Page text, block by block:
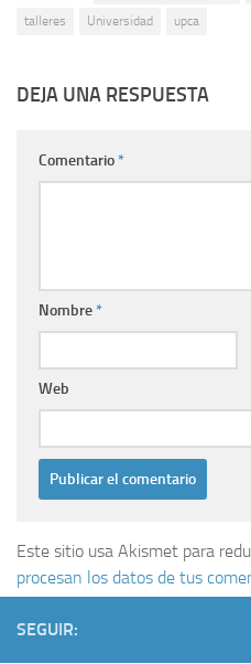
talleres Universidad upca
DEJA UNA RESPUESTA
Comentario*
Nombre*
Web
Este sitio usa Akismet para
procesan los datos de tus
SEGUIR: